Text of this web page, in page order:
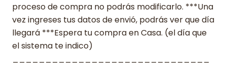
proceso de compra no podrás modificarlo. ***Una
vez ingreses tus datos de envió, podrás ver que día
llegará ***Espera tu compra en Casa. (el día que
el sistema te indico)